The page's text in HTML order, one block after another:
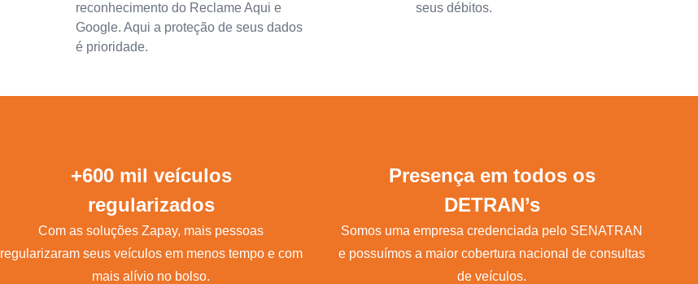
reconhecimento do Reclame Aqui e
Google. Aqui a proteção de seus dados
é prioridade.
seus débitos.
+600 mil veículos
regularizados
Com as soluções Zapay, mais pessoas
regularizaram seus veículos em menos tempo e com
mais alívio no bolso.
Presença em todos os
DETRAN’s
Somos uma empresa credenciada pelo SENATRAN
e possuímos a maior cobertura nacional de consultas
de veículos.